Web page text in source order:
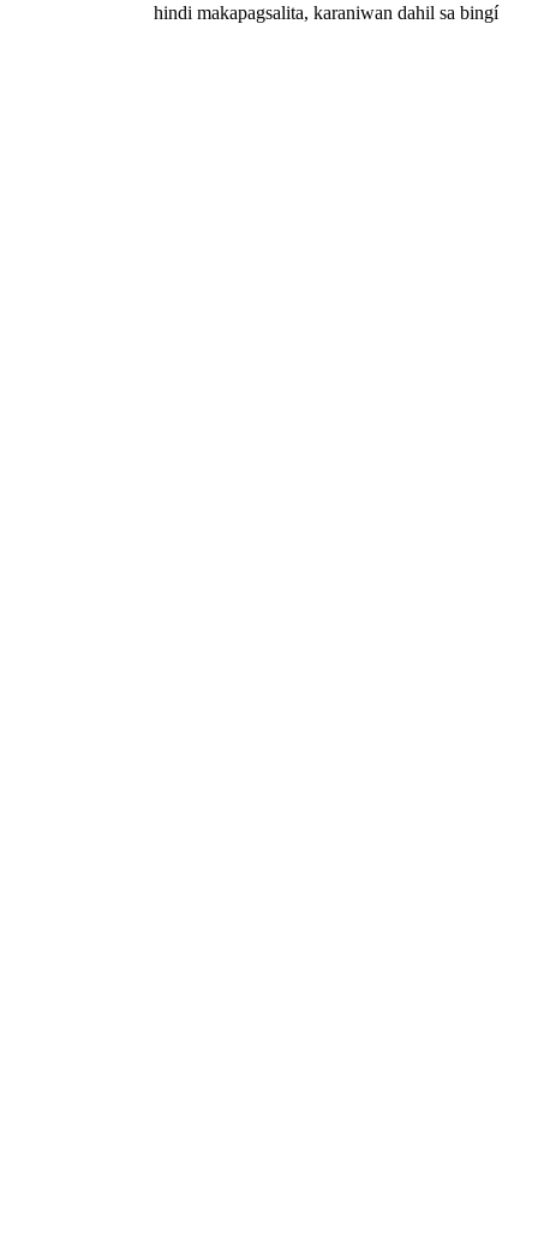
hindi makapagsalita, karaniwan dahil sa bingí